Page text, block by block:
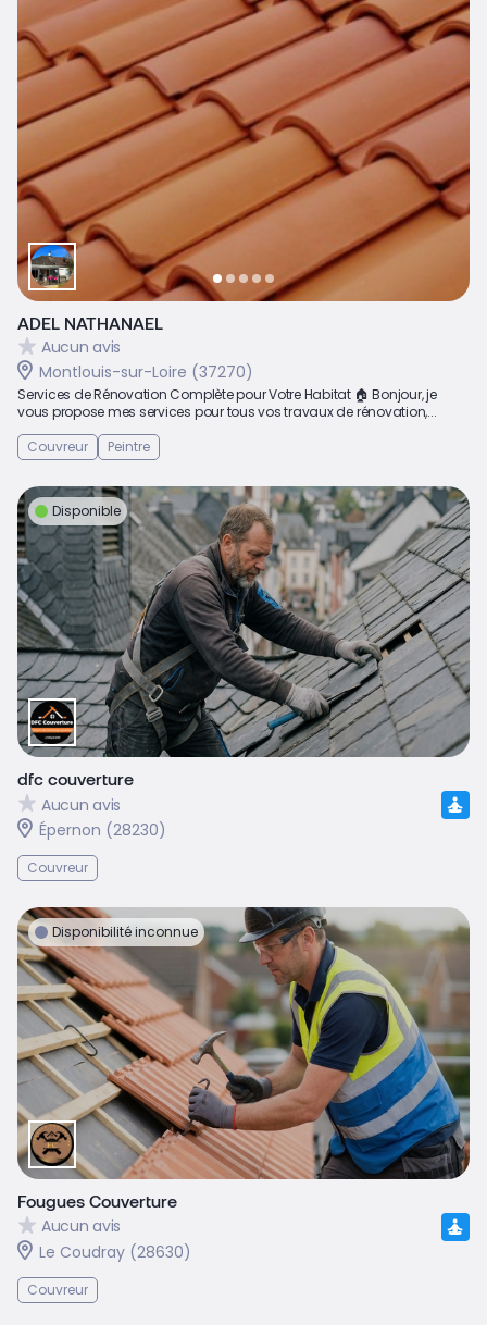
ADEL NATHANAEL
Aucun avis
Montlouis-sur-Loire (37270)
Services de Rénovation Complète pour Votre Habitat 🏠 Bonjour, je
vous propose mes services pour tous vos travaux de rénovation,...
Couvreur
Peintre
Disponible
dfc couverture
Aucun avis
Épernon (28230)
Couvreur
Disponibilité inconnue
Fougues Couverture
Aucun avis
Le Coudray (28630)
Couvreur